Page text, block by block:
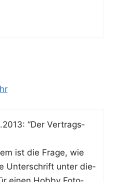
“Der Ver­trags­
ist die Fra­ge, wie
Unter­schrift unter die­